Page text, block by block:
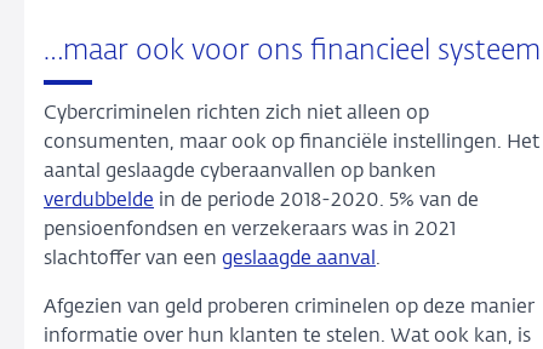
een
van
de
knoppen
om
de
afbeelding
hierboven
wijzigen.
…maar ook voor ons financieel systeem
Cybercriminelen richten zich niet alleen op
consumenten, maar ook op financiële instellingen. Het
aantal geslaagde cyberaanvallen op banken
verdubbelde in de periode 2018-2020. 5% van de
pensioenfondsen en verzekeraars was in 2021
slachtoffer van een geslaagde aanval .
Afgezien van geld proberen criminelen op deze manier
informatie over hun klanten te stelen. Wat ook kan, is